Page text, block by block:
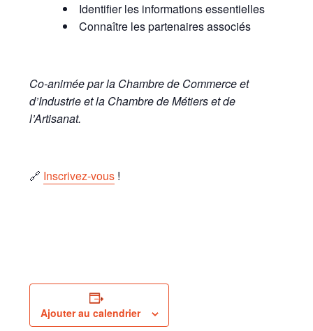
Identifier les informations essentielles
Connaître les partenaires associés
Co-animée par la Chambre de Commerce et
d’Industrie et la Chambre de Métiers et de
l’Artisanat.
🔗 Inscrivez-vous !
Ajouter au calendrier